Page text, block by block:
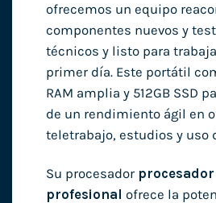
ofrecemos un equipo
componentes nuevos y
técnicos y listo para
primer día. Este portátil
RAM amplia y 512GB SSD
de un rendimiento ágil en
teletrabajo, estudios y uso
Su procesador
profesional ofrece la